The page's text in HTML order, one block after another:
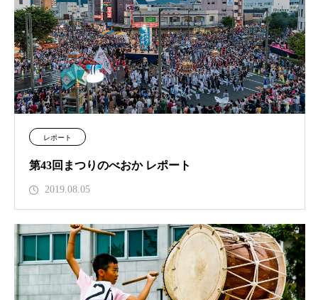
レポート
第43回まつりのべおか レポート
2019.08.05